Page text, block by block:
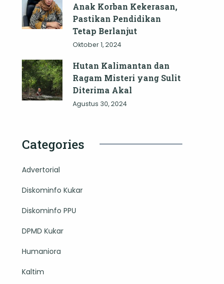
Anak Korban Kekerasan,
Pastikan Pendidikan
Tetap Berlanjut
Oktober 1, 2024
Hutan Kalimantan dan
Ragam Misteri yang Sulit
Diterima Akal
Agustus 30, 2024
Categories
Advertorial
Diskominfo Kukar
Diskominfo PPU
DPMD Kukar
Humaniora
Kaltim